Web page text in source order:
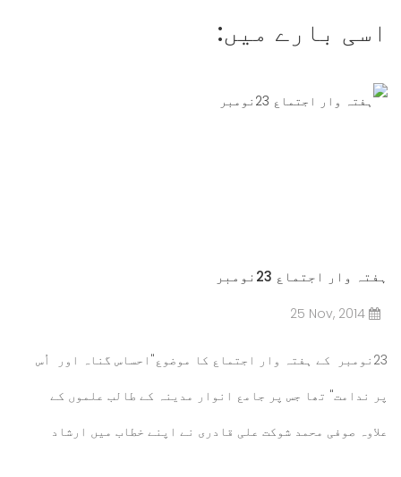
اسی بارے میں:
ہفتہ وار اجتماع 23نومبر
25 Nov, 2014
23نومبر کے ہفتہ وار اجتماع کا موضوع"احساس گناہ اور اُس
پر ندامت" تھا جس پر جامع انوار مدینہ کے طالب علموں کے
علاوہ صوفی محمد شوکت علی قادری نے اپنے خطاب میں ارشاد